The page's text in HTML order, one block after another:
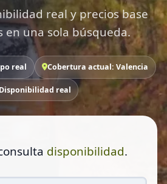
real y precios base
en una sola búsqueda.
real Cobertura actual: Valencia
real
disponibilidad.